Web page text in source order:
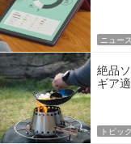
ニュース
絶品
ギア
トピッ